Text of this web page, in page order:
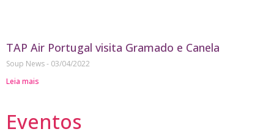
TAP Air Portugal visita Gramado e Canela
Soup News
03/04/2022
Leia mais
Eventos